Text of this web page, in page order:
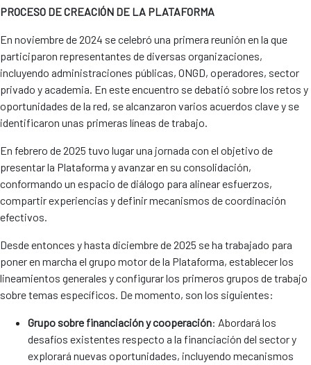
PROCESO DE CREACIÓN DE LA PLATAFORMA
En noviembre de 2024 se celebró una primera reunión en la que
participaron representantes de diversas organizaciones,
incluyendo administraciones públicas, ONGD, operadores, sector
privado y academia. En este encuentro se debatió sobre los retos y
oportunidades de la red, se alcanzaron varios acuerdos clave y se
identificaron unas primeras líneas de trabajo.
En febrero de 2025 tuvo lugar una jornada con el objetivo de
presentar la Plataforma y avanzar en su consolidación,
conformando un espacio de diálogo para alinear esfuerzos,
compartir experiencias y definir mecanismos de coordinación
efectivos.
Desde entonces y hasta diciembre de 2025 se ha trabajado para
poner en marcha el grupo motor de la Plataforma, establecer los
lineamientos generales y configurar los primeros grupos de trabajo
sobre temas específicos. De momento, son los siguientes:
Grupo sobre financiación y cooperación: Abordará los
desafíos existentes respecto a la financiación del sector y
explorará nuevas oportunidades, incluyendo mecanismos